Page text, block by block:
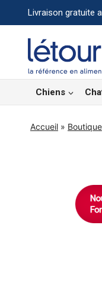
au
contenu
Livraison gratuite
Chiens
Accueil » Boutique